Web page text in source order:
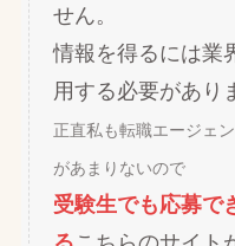
せん。
情報を得るには業
用する必要があり
正直私も転職エージェ
があまりないので
受験生でも応募で